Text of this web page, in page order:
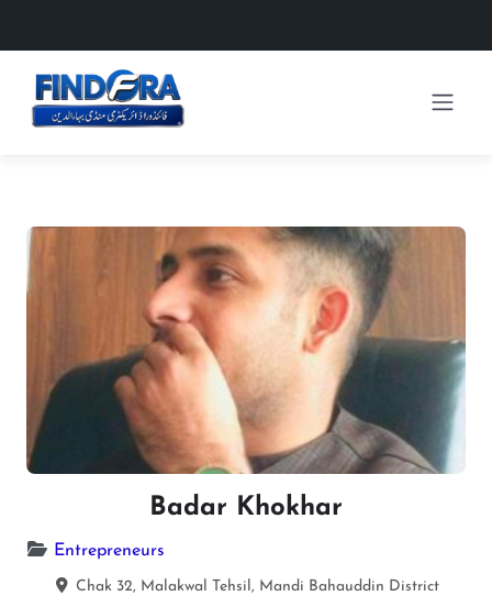
Badar Khokhar
Entrepreneurs
Chak 32, Malakwal Tehsil, Mandi Bahauddin District